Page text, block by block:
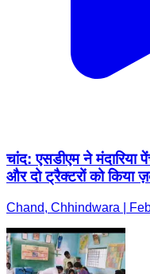
चांद: एसडीएम ने
और दो ट्रैक्टरों को किया
Chand, Chhindwara |